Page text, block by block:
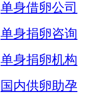
单身借卵公司
单身捐卵咨询
单身捐卵机构
国内供卵助孕